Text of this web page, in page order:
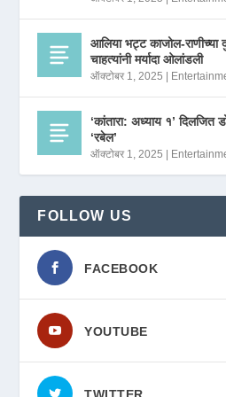
आलिया भट्ट काजोल-राणीच्या
चाहत्यांनी मर्यादा ओलांडली
ऑक्टोबर 1, 2025 |
‘कांतारा: अध्याय १’ दिलजित
‘रबेल’
ऑक्टोबर 1, 2025 |
FOLLOW US
FACEBOOK
YOUTUBE
TWITTER